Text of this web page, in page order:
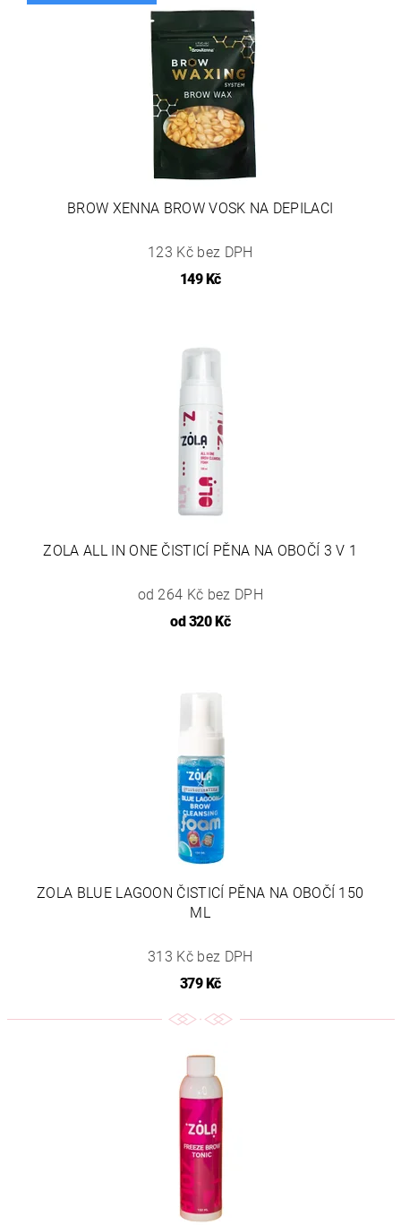
BROW XENNA BROW VOSK NA DEPILACI
123 Kč bez DPH
149 Kč
ZOLA ALL IN ONE ČISTICÍ PĚNA NA OBOČÍ 3 V 1
od 264 Kč bez DPH
od320 Kč
ZOLA BLUE LAGOON ČISTICÍ PĚNA NA OBOČÍ 150
ML
313 Kč bez DPH
379 Kč